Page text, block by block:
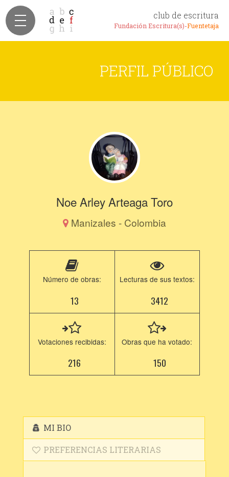
club de escritura
Fundación Escritura(s)-Fuentetaja
PERFIL PÚBLICO
Noe Arley Arteaga Toro
Manizales - Colombia
Número de obras:
13
Lecturas de sus textos:
3412
Votaciones recibidas:
216
Obras que ha votado:
150
MI BIO
PREFERENCIAS LITERARIAS